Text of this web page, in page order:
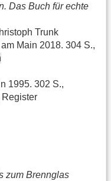
Das Buch für echte
Trunk
Main 2018. 304 S.,
1995. 302 S.,
Register
zum Brennglas